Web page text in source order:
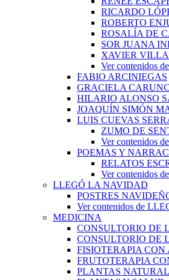
RICARDO
ROBERTO
ROSALÍA DE
SOR JUANA
XAVIER
Ver contenidos
FABIO ARCINIEGAS
GRACIELA
HILARIO ALONSO
JOAQUÍN SIMÓN
LUIS CUEVAS
ZUMO DE
Ver contenidos
POEMAS Y
RELATOS
Ver contenidos
LLEGÓ LA NAVIDAD
POSTRES
Ver contenidos de
MEDICINA
CONSULTORIO DE
CONSULTORIO DE
FISIOTERAPIA
FRUTOTERAPIA
PLANTAS